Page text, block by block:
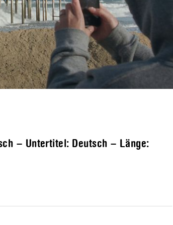
– Untertitel: Deutsch – Länge: